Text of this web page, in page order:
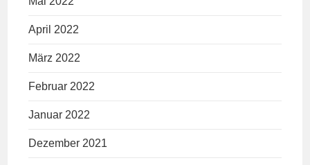
April 2022
März 2022
Februar 2022
Januar 2022
Dezember 2021